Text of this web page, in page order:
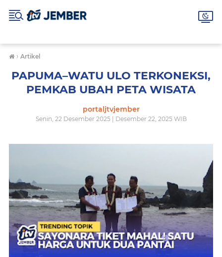
› Artikel
PAPUMA–WATU ULO TERKONEKSI,
PEMKAB UBAH PETA WISATA
portaljtvjember
Senin, 22 Desember 2025 | Desember 22, 2025 WIB